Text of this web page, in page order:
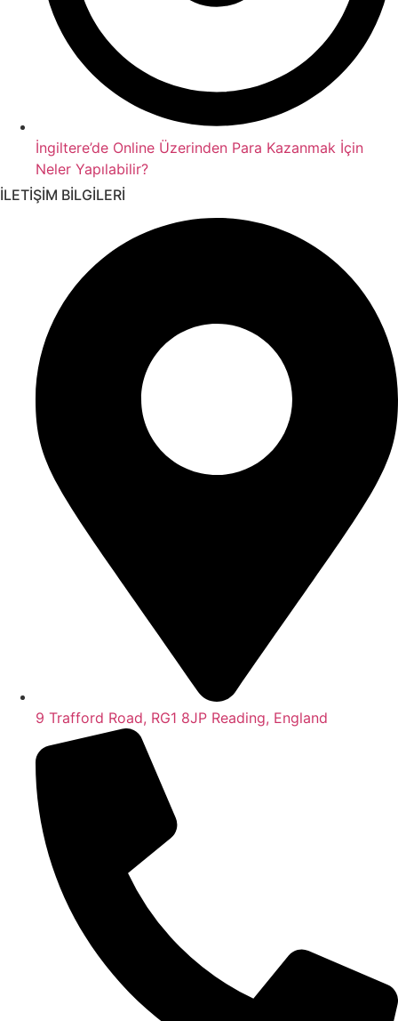
İngiltere’de Online Üzerinden Para Kazanmak İçin
Neler Yapılabilir?
İLETİŞİM BİLGİLERİ
9 Trafford Road, RG1 8JP Reading, England